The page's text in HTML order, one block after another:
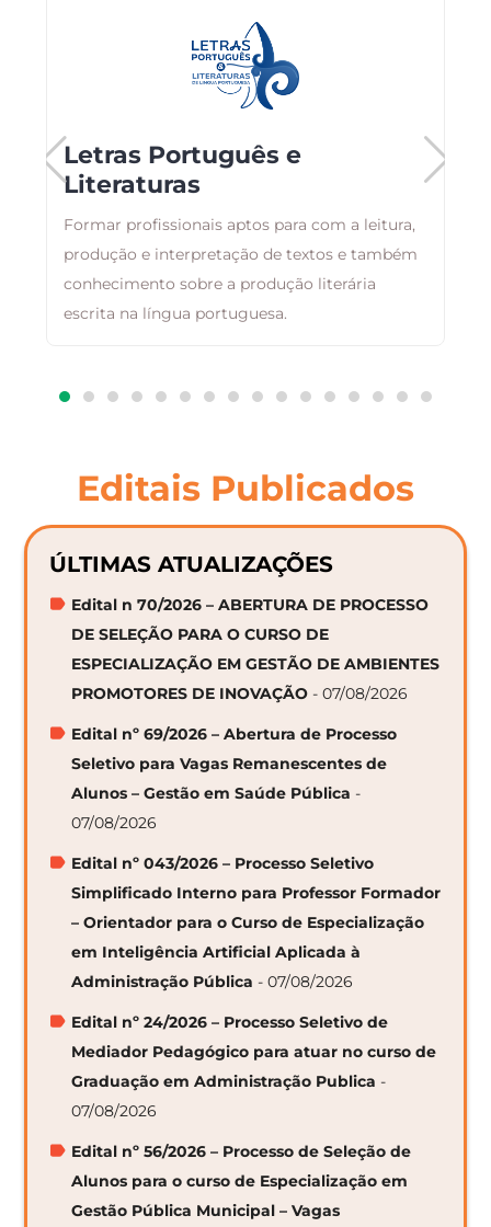
Letras Português e
Literaturas
Formar profissionais aptos para com a leitura,
produção e interpretação de textos e também
conhecimento sobre a produção literária
escrita na língua portuguesa.
Editais Publicados
ÚLTIMAS ATUALIZAÇÕES
Edital n 70/2026 – ABERTURA DE PROCESSO
DE SELEÇÃO PARA O CURSO DE
ESPECIALIZAÇÃO EM GESTÃO DE AMBIENTES
PROMOTORES DE INOVAÇÃO - 07/08/2026
Edital nº 69/2026 – Abertura de Processo
Seletivo para Vagas Remanescentes de
Alunos – Gestão em Saúde Pública -
07/08/2026
Edital nº 043/2026 – Processo Seletivo
Simplificado Interno para Professor Formador
– Orientador para o Curso de Especialização
em Inteligência Artificial Aplicada à
Administração Pública - 07/08/2026
Edital nº 24/2026 – Processo Seletivo de
Mediador Pedagógico para atuar no curso de
Graduação em Administração Publica -
07/08/2026
Edital nº 56/2026 – Processo de Seleção de
Alunos para o curso de Especialização em
Gestão Pública Municipal – Vagas